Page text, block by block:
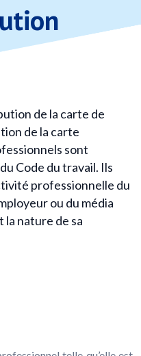
de la carte de
de la carte
sont
Code du travail. Ils
professionnelle du
ou du média
la nature de sa